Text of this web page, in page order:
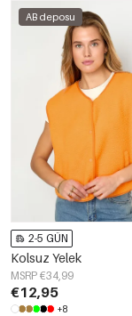
AB deposu
2-5 GÜN
Kolsuz Yelek
MSRP €34,99
€12,95
+8